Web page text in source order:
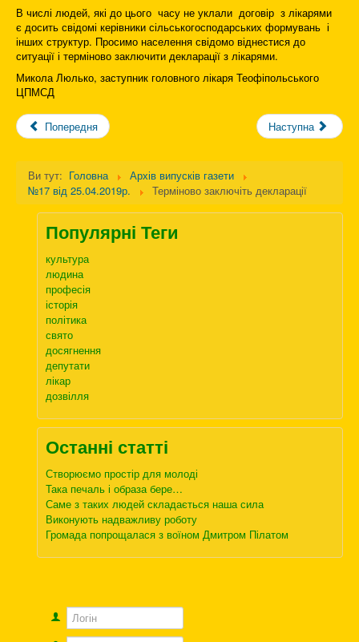
В числі людей, які до цього часу не уклали договір з лікарями
є досить свідомі керівники сільськогосподарських формувань і
інших структур. Просимо населення свідомо віднестися до
ситуації і терміново заключити декларації з лікарями.
Микола Люлько, заступник головного лікаря Теофіпольського
ЦПМСД
Попередня Наступна
Ви тут: Головна
Архів випусків газети
№17 від 25.04.2019р.
Терміново заключіть декларації
Популярні Теги
культура
людина
професія
історія
політика
свято
досягнення
депутати
лікар
дозвілля
Останні статті
Створюємо простір для молоді
Така печаль і образа бере…
Саме з таких людей складається наша сила
Виконують надважливу роботу
Громада попрощалася з воїном Дмитром Пілатом
Логін